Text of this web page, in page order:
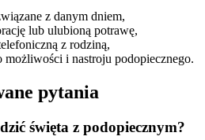
z danym dniem,
lub ulubioną potrawę,
z rodziną,
możliwości i nastroju podopiecznego.
pytania
święta z podopiecznym?